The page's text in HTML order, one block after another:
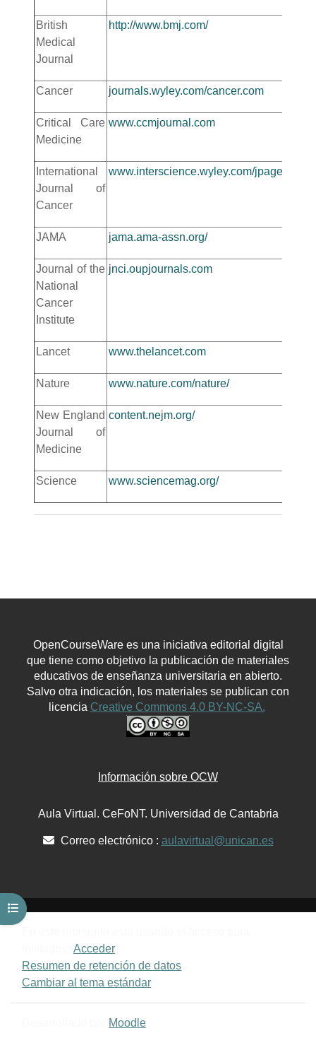
Abrir índice del curso
British
Medical
Journal
http://www.bmj.com/
Cancer journals.wyley.com/cancer.com
Critical Care
Medicine
www.ccmjournal.com
International
Journal of
Cancer
www.interscience.wyley.com/jpages/
JAMA jama.ama-assn.org/
Journal of the
National
Cancer
Institute
jnci.oupjournals.com
Lancet www.thelancet.com
Nature www.nature.com/nature/
New England
Journal of
Medicine
content.nejm.org/
Science www.sciencemag.org/
OpenCourseWare es una iniciativa editorial digital
que tiene como objetivo la publicación de materiales
educativos de enseñanza universitaria en abierto.
Salvo otra indicación, los materiales se publican con
licencia Creative Commons 4.0 BY-NC-SA.
Información sobre OCW
Aula Virtual. CeFoNT. Universidad de Cantabria
Correo electrónico : aulavirtual@unican.es
Acceder
Resumen de retención de datos
Cambiar al tema estándar
Moodle